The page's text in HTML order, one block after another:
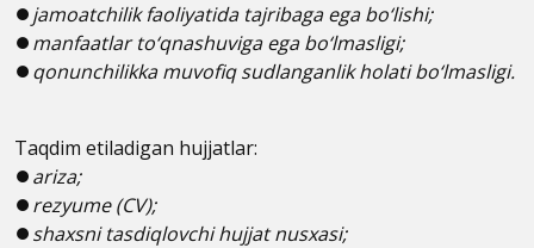
⏺jamoatchilik faoliyatida tajribaga ega bo‘lishi;
⏺manfaatlar to‘qnashuviga ega bo‘lmasligi;
⏺qonunchilikka muvofiq sudlanganlik holati bo‘lmasligi.
Taqdim etiladigan hujjatlar:
⏺ariza;
⏺rezyume (CV);
⏺shaxsni tasdiqlovchi hujjat nusxasi;